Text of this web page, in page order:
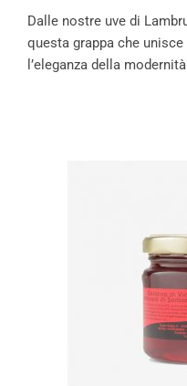
Dalle nostre uve di
questa grappa che
l’eleganza della